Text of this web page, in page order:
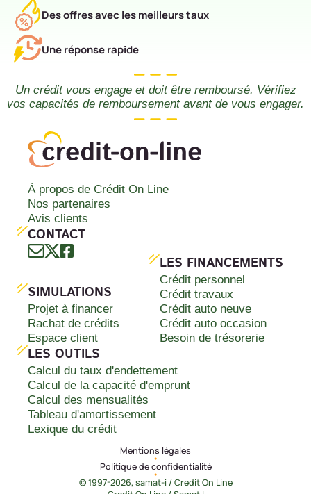
Des offres avec les meilleurs taux
Une réponse rapide
Un crédit vous engage et doit être remboursé. Vérifiez
vos capacités de remboursement avant de vous engager.
À propos de Crédit On Line
Nos partenaires
Avis clients
CONTACT
SIMULATIONS
Projet à financer
Rachat de crédits
Espace client
LES FINANCEMENTS
Crédit personnel
Crédit travaux
Crédit auto neuve
Crédit auto occasion
Besoin de trésorerie
LES OUTILS
Calcul du taux d'endettement
Calcul de la capacité d'emprunt
Calcul des mensualités
Tableau d'amortissement
Lexique du crédit
Mentions légales
•
Politique de confidentialité
•
© 1997-2026, samat-i / Credit On Line